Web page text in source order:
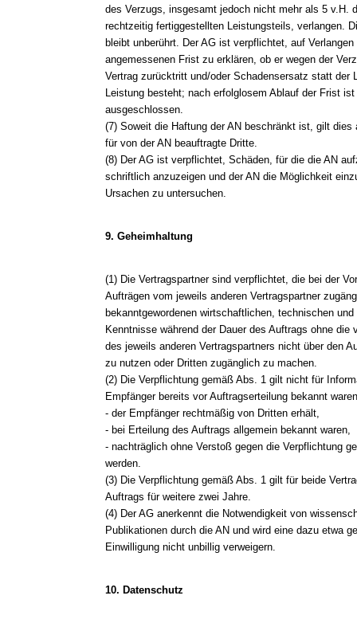
des Verzugs, insgesamt jedoch nicht mehr als 5 v.H.
rechtzeitig fertiggestellten Leistungsteils, verlangen.
bleibt unberührt. Der AG ist verpflichtet, auf
angemessenen Frist zu erklären, ob er wegen der
Vertrag zurücktritt und/oder Schadensersatz statt der
Leistung besteht; nach erfolglosem Ablauf der Frist
ausgeschlossen.
(7) Soweit die Haftung der AN beschränkt ist, gilt dies
für von der AN beauftragte Dritte.
(8) Der AG ist verpflichtet, Schäden, für die die AN
schriftlich anzuzeigen und der AN die Möglichkeit
Ursachen zu untersuchen.
9. Geheimhaltung
(1) Die Vertragspartner sind verpflichtet, die bei der
Aufträgen vom jeweils anderen Vertragspartner
bekanntgewordenen wirtschaftlichen, technischen
Kenntnisse während der Dauer des Auftrags ohne
des jeweils anderen Vertragspartners nicht über den
zu nutzen oder Dritten zugänglich zu machen.
(2) Die Verpflichtung gemäß Abs. 1 gilt nicht für
Empfänger bereits vor Auftragserteilung bekannt
- der Empfänger rechtmäßig von Dritten erhält,
- bei Erteilung des Auftrags allgemein bekannt waren,
- nachträglich ohne Verstoß gegen die Verpflichtung
werden.
(3) Die Verpflichtung gemäß Abs. 1 gilt für beide
Auftrags für weitere zwei Jahre.
(4) Der AG anerkennt die Notwendigkeit von
Publikationen durch die AN und wird eine dazu etwa
Einwilligung nicht unbillig verweigern.
10. Datenschutz